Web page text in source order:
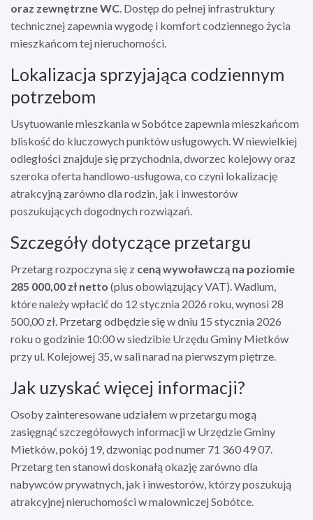
oraz zewnętrzne WC. Dostęp do pełnej infrastruktury
technicznej zapewnia wygodę i komfort codziennego życia
mieszkańcom tej nieruchomości.
Lokalizacja sprzyjająca codziennym
potrzebom
Usytuowanie mieszkania w Sobótce zapewnia mieszkańcom
bliskość do kluczowych punktów usługowych. W niewielkiej
odległości znajduje się przychodnia, dworzec kolejowy oraz
szeroka oferta handlowo-usługowa, co czyni lokalizację
atrakcyjną zarówno dla rodzin, jak i inwestorów
poszukujących dogodnych rozwiązań.
Szczegóły dotyczące przetargu
Przetarg rozpoczyna się z ceną wywoławczą na poziomie
285 000,00 zł netto (plus obowiązujący VAT). Wadium,
które należy wpłacić do 12 stycznia 2026 roku, wynosi 28
500,00 zł. Przetarg odbędzie się w dniu 15 stycznia 2026
roku o godzinie 10:00 w siedzibie Urzędu Gminy Mietków
przy ul. Kolejowej 35, w sali narad na pierwszym piętrze.
Jak uzyskać więcej informacji?
Osoby zainteresowane udziałem w przetargu mogą
zasięgnąć szczegółowych informacji w Urzędzie Gminy
Mietków, pokój 19, dzwoniąc pod numer 71 360 49 07.
Przetarg ten stanowi doskonałą okazję zarówno dla
nabywców prywatnych, jak i inwestorów, którzy poszukują
atrakcyjnej nieruchomości w malowniczej Sobótce.